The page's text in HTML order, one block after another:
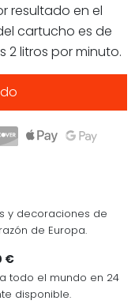
resultado en el
cartucho es de
2 litros por minuto.
y decoraciones de
de Europa.
€
todo el mundo en 24
disponible.